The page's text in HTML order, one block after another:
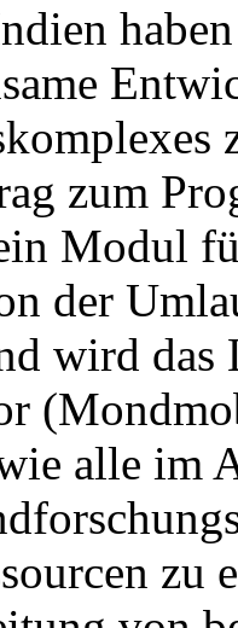
zum
Modul
der
wird
alle im
zu